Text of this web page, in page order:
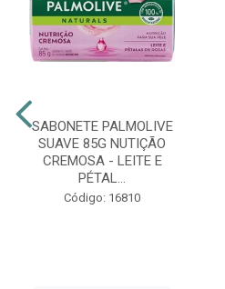
SABONETE PALMOLIVE
SUAVE 85G NUTIÇÃO
CREMOSA - LEITE E
PÉTAL...
Código: 16810